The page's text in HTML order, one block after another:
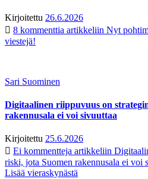
Kirjoitettu 26.6.2026
8 kommenttia artikkeliin Nyt
viestejä!
Sari Suominen
Digitaalinen riippuvuus on
rakennusala ei voi sivuuttaa
Kirjoitettu 25.6.2026
Ei kommentteja artikkeliin
riski, jota Suomen rakennusala ei voi
Lisää vieraskynästä